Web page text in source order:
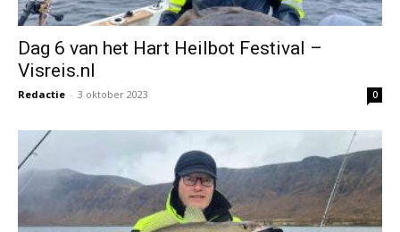
Dag 6 van het Hart Heilbot Festival –
Visreis.nl
Redactie - 3 oktober 2023 0